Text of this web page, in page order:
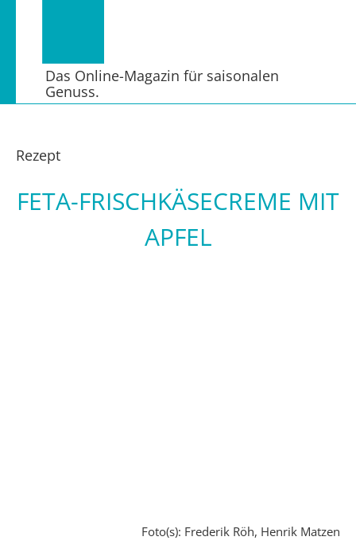
Das Online-Magazin für saisonalen
Genuss.
Rezept
FETA-FRISCHKÄSECREME MIT
APFEL
Foto(s): Frederik Röh, Henrik Matzen